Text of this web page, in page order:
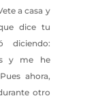
a casa y
dice tu
diciendo:
y me he
ahora,
otro